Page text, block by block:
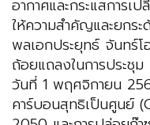
อากาศและกระแสการเ
ให้ความสำคัญและยกระ
พลเอกประยุทธ์ จันทร์โ
ถ้อยแถลงในการประชุ
วันที่ 1 พฤศจิกายน
คาร์บอนสุทธิเป็นศูนย์